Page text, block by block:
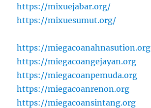
https://mixuejabar.org/
https://mixuesumut.org/
https://miegacoanahnasution.org
https://miegacoangejayan.org
https://miegacoanpemuda.org
https://miegacoanrenon.org
https://miegacoansintang.org